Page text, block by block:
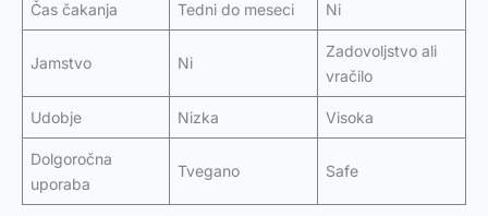
Čas čakanja Tedni do meseci Ni
Jamstvo Ni
Zadovoljstvo ali
vračilo
Udobje Nizka Visoka
Dolgoročna
uporaba
Tvegano Safe